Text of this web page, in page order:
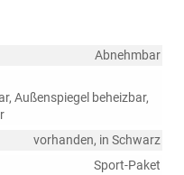
Abnehmbar
Außenspiegel beheizbar,
vorhanden, in Schwarz
Sport-Paket